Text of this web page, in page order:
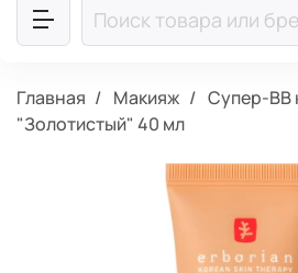
Главная Макияж
Супер-ВВ
"Золотистый" 40 мл